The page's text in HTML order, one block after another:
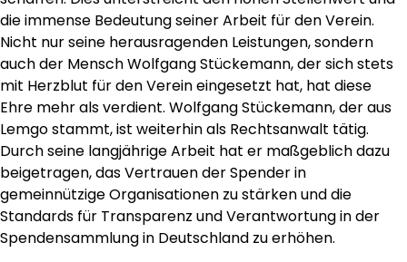
die immense Bedeutung seiner Arbeit für den Verein.
Nicht nur seine herausragenden Leistungen, sondern
auch der Mensch Wolfgang Stückemann, der sich stets
mit Herzblut für den Verein eingesetzt hat, hat diese
Ehre mehr als verdient. Wolfgang Stückemann, der aus
Lemgo stammt, ist weiterhin als Rechtsanwalt tätig.
Durch seine langjährige Arbeit hat er maßgeblich dazu
beigetragen, das Vertrauen der Spender in
gemeinnützige Organisationen zu stärken und die
Standards für Transparenz und Verantwortung in der
Spendensammlung in Deutschland zu erhöhen.